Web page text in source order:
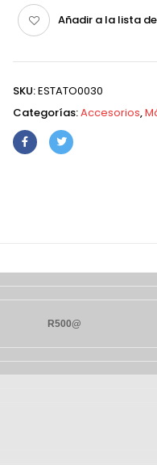
Añadir a la lista
SKU:ESTATO0030
Categorías:Accesorios,
R500@